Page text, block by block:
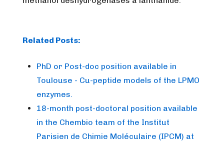
Related Posts:
PhD or Post-doc position available in
Toulouse - Cu-peptide models of the LPMO
enzymes.
18-month post-doctoral position available
in the Chembio team of the Institut
Parisien de Chimie Moléculaire (IPCM) at